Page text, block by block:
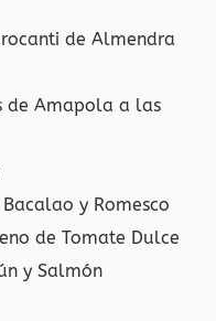
de Almendra
de Amapola a las
y Romesco
de Tomate Dulce
y Salmón